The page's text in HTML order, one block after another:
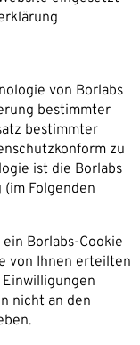
von Borlabs
bestimmter
bestimmter
zu
ist die Borlabs
Folgenden
Borlabs-Cookie
von Ihnen erteilten
nicht an den